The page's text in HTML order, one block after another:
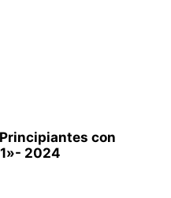
con
2024